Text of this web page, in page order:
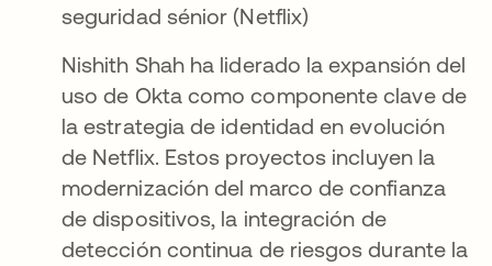
seguridad sénior (Netflix)
Nishith Shah ha liderado la expansión del
uso de Okta como componente clave de
la estrategia de identidad en evolución
de Netflix. Estos proyectos incluyen la
modernización del marco de confianza
de dispositivos, la integración de
detección continua de riesgos durante la